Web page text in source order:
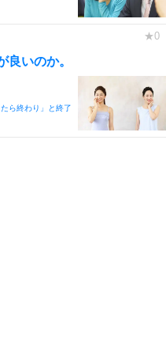
良いのか。
ら終わり」と終了